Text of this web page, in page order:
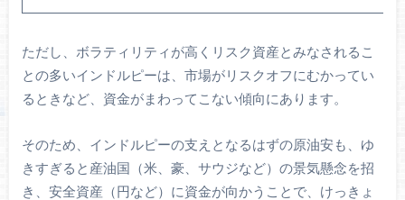
ただし、ボラティリティが高くリスク資産とみなされるこ
との多いインドルピーは、市場がリスクオフにむかってい
るときなど、資金がまわってこない傾向にあります。
そのため、インドルピーの支えとなるはずの原油安も、ゆ
きすぎると産油国（米、豪、サウジなど）の景気懸念を招
き、安全資産（円など）に資金が向かうことで、けっきょ